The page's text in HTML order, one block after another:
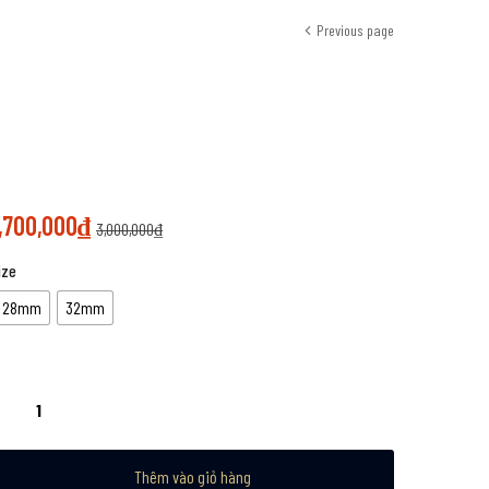
Previous page
₫ 3,000,000₫
28mm 32mm
Thêm vào giỏ hàng